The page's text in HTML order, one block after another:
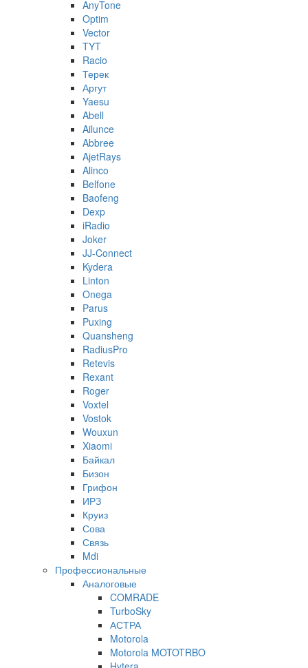
AnyTone
Optim
Vector
TYT
Racio
Терек
Аргут
Yaesu
Abell
Ailunce
Abbree
AjetRays
Alinco
Belfone
Baofeng
Dexp
iRadio
Joker
JJ-Connect
Kydera
Linton
Onega
Parus
Puxing
Quansheng
RadiusPro
Retevis
Rexant
Roger
Voxtel
Vostok
Wouxun
Xiaomi
Байкал
Бизон
Грифон
ИРЗ
Круиз
Сова
Связь
Mdi
Профессиональные
Аналоговые
COMRADE
TurboSky
АСТРА
Motorola
Motorola MOTOTRBO